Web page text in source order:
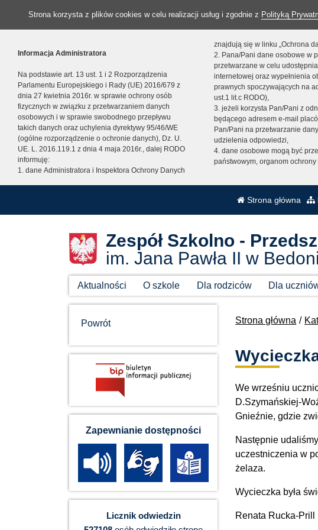
Strona korzysta z plików cookies w celu realizacji usług i zgodnie z Polityką
Informacja Administratora
Na podstawie art. 13 ust. 1 i 2 Rozporządzenia
Parlamentu Europejskiego i Rady (UE) 2016/679 z
dnia 27 kwietnia 2016r. w sprawie ochrony osób
fizycznych w związku z przetwarzaniem danych
osobowych i w sprawie swobodnego przepływu
takich danych oraz uchylenia dyrektywy 95/46/WE
(ogólne rozporządzenie o ochronie danych), Dz. U.
UE. L. 2016.119.1 z dnia 4 maja 2016r., dalej RODO
informuję:
1. dane Administratora i Inspektora Ochrony Danych
znajdują się w linku „Ochrona
2. Pana/Pani dane osobowe w
przetwarzane w celu
internetowej oraz wypełnienia
prawnych spoczywających na
ust.1 lit.c RODO),
3. jeżeli korzysta Pan/Pani z
będącego adresem e-mail
Pan/Pani na przetwarzanie
udzielenia odpowiedzi,
4. dane osobowe mogą być
państwowym, organom
Strona główna
Zespół Szkolno -
im. Jana Pawła II w
Aktualności O szkole Dla rodziców Dla
Strona główna
We wrześniu
D.Szymańskiej-
Gnieźnie, gdzie
Następnie
uczestniczenia w
żelaza.
Wycieczka była
Renata Rucka-Prill
Powrót
Zapewnianie dostępności
Licznik odwiedzin